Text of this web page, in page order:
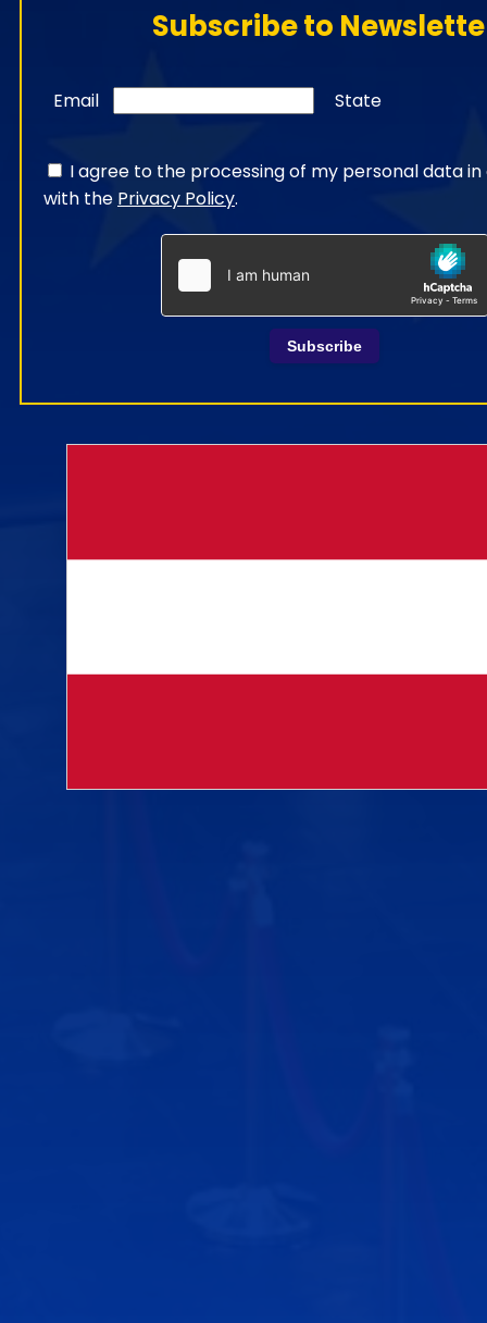
Subscribe to
Email State
I agree to the processing of my personal data
with the Privacy Policy.
Subscribe